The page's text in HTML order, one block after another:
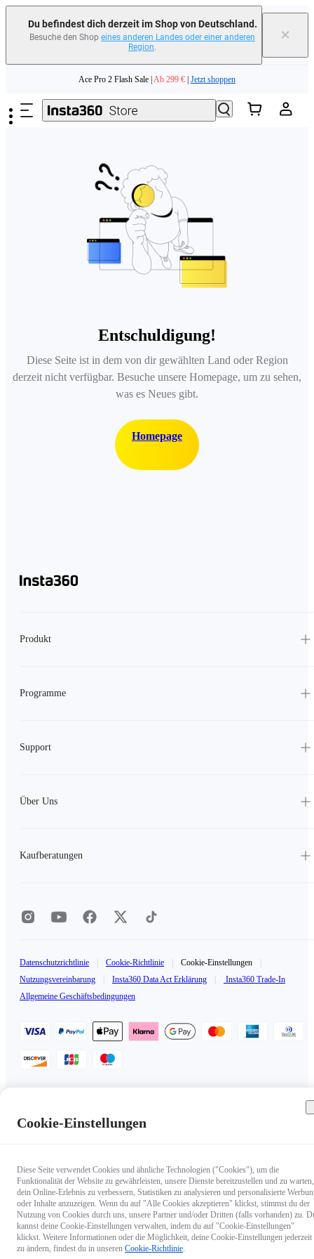
Du befindest dich derzeit im Shop von Deutschland.
Besuche den Shop eines anderen Landes oder einer anderen
Region.
×
Need shopping help? |
Ace Pro 2 Flash Sale | Ab 299 € Jetzt shoppen
Entschuldigung!
Diese Seite ist in dem von dir gewählten Land oder Region
derzeit nicht verfügbar. Besuche unsere Homepage, um zu sehen,
was es Neues gibt.
Homepage
Produkt
Programme
Support
Über Uns
Kaufberatungen
Datenschutzrichtlinie Cookie-Richtlinie Cookie-Einstellungen
Nutzungsvereinbarung
Insta360 Data Act Erklärung
Insta360 Trade-In
Allgemeine Geschäftsbedingungen
Copyright © 2025 Insta360 All rights reserved.
Cookie-Einstellungen
Diese Seite verwendet Cookies und ähnliche Technologien ("Cookies"), um die
Funktionalität der Website zu gewährleisten, unsere Dienste bereitzustellen und zu warten,
dein Online-Erlebnis zu verbessern, Statistiken zu analysieren und personalisierte
oder Inhalte anzuzeigen. Wenn du auf "Alle Cookies akzeptieren" klickst, stimmst du der
Nutzung von Cookies durch uns, unsere Partner und/oder Dritten (falls vorhanden) zu.
kannst deine Cookie-Einstellungen verwalten, indem du auf "Cookie-Einstellungen"
klickst. Weitere Informationen oder die Möglichkeit, deine Cookie-Einstellungen jederzeit
zu ändern, findest du in unseren Cookie-Richtlinie.